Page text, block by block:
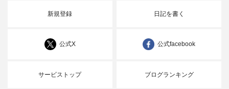
新規登録 日記を書く
公式X 公式facebook
サービストップ ブログランキング